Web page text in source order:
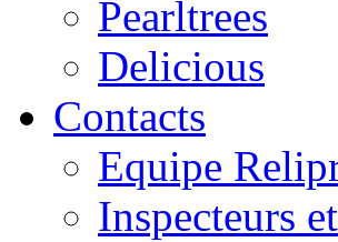
Pearltrees
Delicious
Contacts
Equipe
Inspecteurs